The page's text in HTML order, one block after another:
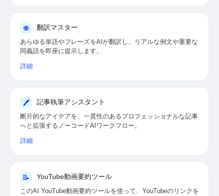
🌐 翻訳マスター
あらゆる単語やフレーズをAIが翻訳し、リアルな例文や重要な
同義語を即座に提示します。
詳細
🖊 記事執筆アシスタント
断片的なアイデアを、一貫性のあるプロフェッショナルな記事
へと拡張するノーコードAIワークフロー。
詳細
📝 YouTube動画要約ツール
このAI YouTube動画要約ツールを使って、YouTubeのリンクを